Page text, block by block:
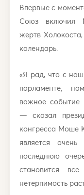
Впервые с
Союз включил
жертв
календарь.
«Я рад, что с
парламенте,
важное событие
— сказал
конгресса Моше
является
последнюю
становится
нетерпимость